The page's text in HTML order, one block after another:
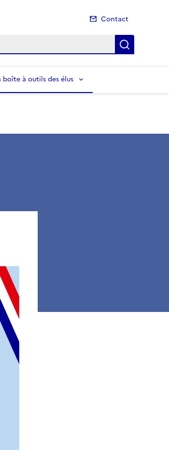
Contact
boîte à outils des élus